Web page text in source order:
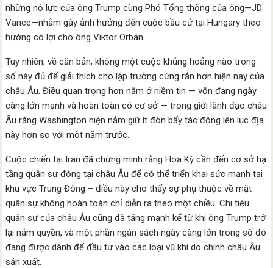
những nỗ lực của ông Trump cùng Phó Tổng thống của ông—JD
Vance—nhằm gây ảnh hưởng đến cuộc bầu cử tại Hungary theo
hướng có lợi cho ông Viktor Orbán.
Tuy nhiên, về căn bản, không một cuộc khủng hoảng nào trong
số này đủ để giải thích cho lập trường cứng rắn hơn hiện nay của
châu Âu. Điều quan trọng hơn nằm ở niềm tin — vốn đang ngày
càng lớn mạnh và hoàn toàn có cơ sở — trong giới lãnh đạo châu
Âu rằng Washington hiện nắm giữ ít đòn bẩy tác động lên lục địa
này hơn so với một năm trước.
Cuộc chiến tại Iran đã chứng minh rằng Hoa Kỳ cần đến cơ sở hạ
tầng quân sự đóng tại châu Âu để có thể triển khai sức mạnh tại
khu vực Trung Đông – điều này cho thấy sự phụ thuộc về mặt
quân sự không hoàn toàn chỉ diễn ra theo một chiều. Chi tiêu
quân sự của châu Âu cũng đã tăng mạnh kể từ khi ông Trump trở
lại nắm quyền, và một phần ngân sách ngày càng lớn trong số đó
đang được dành để đầu tư vào các loại vũ khí do chính châu Âu
sản xuất.